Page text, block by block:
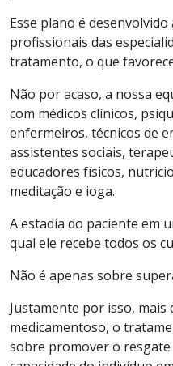
Esse plano é
profissionais das
tratamento, o que
Não por acaso, a nossa
com médicos clínicos,
enfermeiros, técnicos de
assistentes sociais,
educadores físicos,
meditação e ioga.
A estadia do paciente em
qual ele recebe todos os
Não é apenas sobre
Justamente por isso, mais
medicamentoso, o
sobre promover o resgate